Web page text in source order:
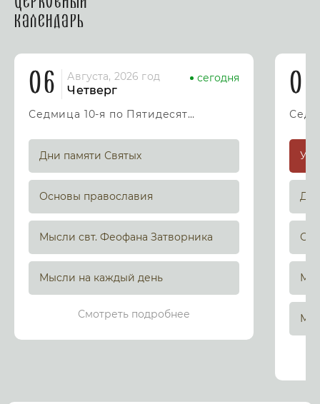
календарь
06 Августа, 2026 год
Четверг
сегодня
Седмица 10-я по Пятидесятнице
Дни памяти Святых
Основы православия
Мысли свт. Феофана Затворника
Мысли на каждый день
Смотреть подробнее
07